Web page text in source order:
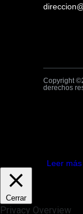
Copyright
derechos
Leer más
Cerrar
Privacy Overview